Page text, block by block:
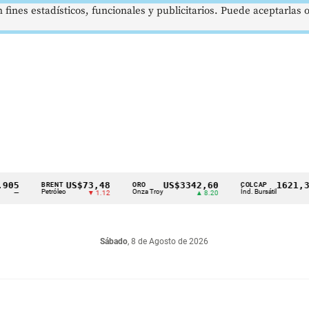
BRENT
Petróleo
US$73,48
▼ 1.12
ORO
Onza Troy
US$3342,60 COLCAP
Índ. Bursátil
1621,34
Sábado, 8 de Agosto de 2026
estadísticos, funcionales y publicitarios. Puede aceptarlas